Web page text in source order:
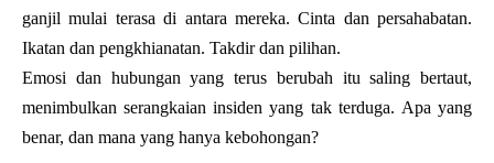
ganjil mulai terasa di antara mereka.Cinta dan persahabatan.
Ikatan dan pengkhianatan. Takdir dan pilihan.
Emosi dan hubungan yang terus berubah itu saling bertaut,
menimbulkan serangkaian insiden yang tak terduga. Apa yang
benar, dan mana yang hanya kebohongan?